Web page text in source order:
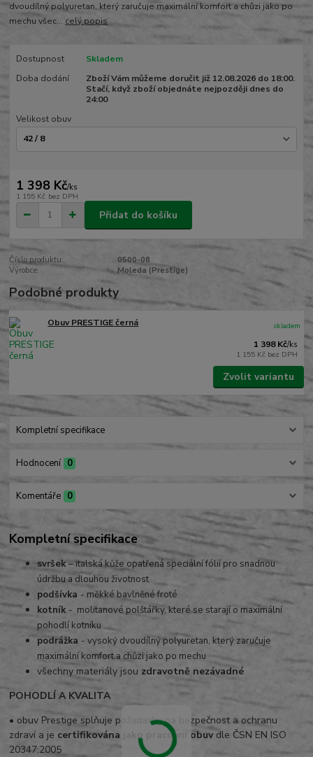
dvoudílný polyuretan, který zaručuje maximální komfort a chůzi jako po
mechu všec... celý popis
Dostupnost
Skladem
Doba dodání
Zboží Vám můžeme doručit již 12.08.2026 do 18:00.
Stačí, když zboží objednáte nejpozději dnes do
24:00
Velikost obuv
1 398 Kč/ks
1 155 Kč bez DPH
Přidat do košíku
Číslo produktu:
0500-08
Výrobce:
Moleda (Prestige)
Podobné produkty
Obuv PRESTIGE černá
1 398 Kč/ks
1 155 Kč bez DPH
skladem
Zvolit variantu
Kompletní specifikace
Hodnocení 0
Komentáře 0
Kompletní specifikace
svršek– italská kůže opatřená speciální fólií pro snadnou
údržbu a dlouhou životnost
podšívka - měkké bavlněné froté
kotník - molitanové polštářky, které se starají o maximální
pohodlí kotníku
podrážka - vysoký dvoudílný polyuretan, který zaručuje
maximální komfort a chůzi jako po mechu
všechny materiály jsou zdravotně nezávadné
POHODLÍ A KVALITA
• obuv Prestige splňuje požadavky na bezpečnost a ochranu
zdraví a je certifikována jako pracovní obuv dle ČSN EN ISO
20347:2005